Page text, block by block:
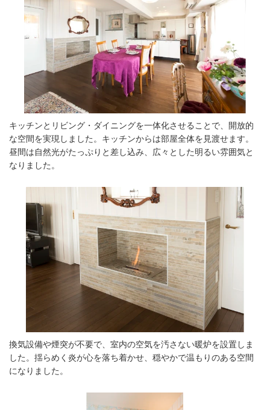
キッチンとリビング・ダイニングを⼀体化させることで、開放的
な空間を実現しました。キッチンからは部屋全体を⾒渡せます。
昼間は⾃然光がたっぷりと差し込み、広々とした明るい雰囲気と
なりました。
換気設備や煙突が不要で、室内の空気を汚さない暖炉を設置しま
した。揺らめく炎が⼼を落ち着かせ、穏やかで温もりのある空間
になりました。